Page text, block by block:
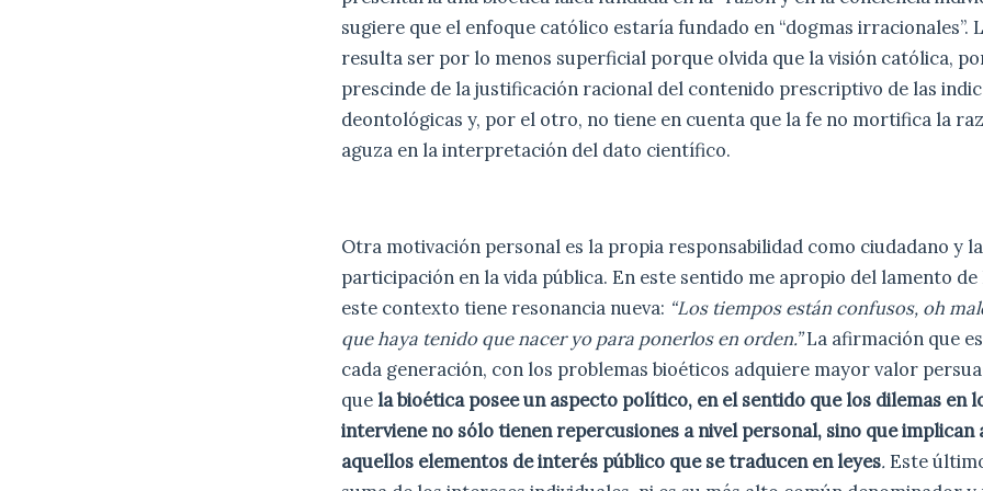
sugiere que el enfoque católico estaría fundado en “dogmas irracionales”.
resulta ser por lo menos superficial porque olvida que la visión católica,
prescinde de la justificación racional del contenido prescriptivo de las
deontológicas y, por el otro, no tiene en cuenta que la fe no mortifica la
aguza en la interpretación del dato científico.
Otra motivación personal es la propia responsabilidad como ciudadano y
participación en la vida pública. En este sentido me apropio del lamento
este contexto tiene resonancia nueva: “Los tiempos están confusos, oh
que haya tenido que nacer yo para ponerlos en orden.”La afirmación que
cada generación, con los problemas bioéticos adquiere mayor valor
que la bioética posee un aspecto político, en el sentido que los dilemas en
interviene no sólo tienen repercusiones a nivel personal, sino que implican
aquellos elementos de interés público que se traducen en leyes. Este